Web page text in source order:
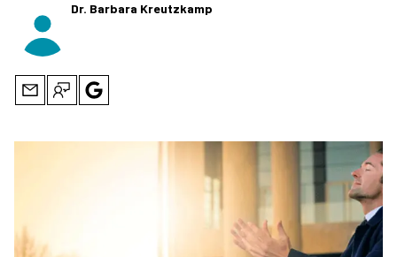
Dr. Barbara Kreutzkamp